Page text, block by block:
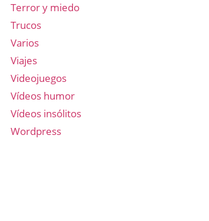
Terror y miedo
Trucos
Varios
Viajes
Videojuegos
Vídeos humor
Vídeos insólitos
Wordpress